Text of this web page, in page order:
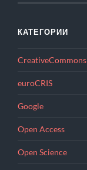
КАТЕГОРИИ
CreativeCommons
euroCRIS
Google
Open Access
Open Science